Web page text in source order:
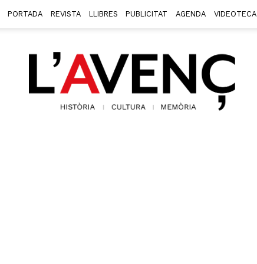
PORTADA REVISTA LLIBRES PUBLICITAT AGENDA VIDEOTECA